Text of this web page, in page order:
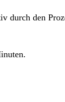
durch den